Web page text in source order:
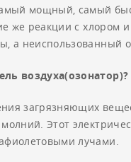
мощный, самый
же реакции с хлором
а неиспользованный
воздуха(озонатор)?
загрязняющих
Этот
лучами.